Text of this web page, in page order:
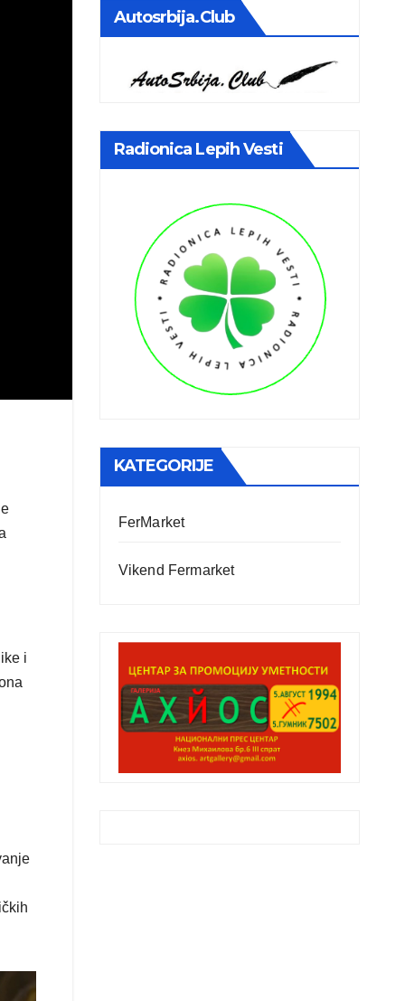
i
Autosrbija.club
Radionica Lepih Vesti
KATEGORIJE
FerMarket
Vikend Fermarket